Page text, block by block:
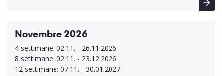
Novembre 2026
4 settimane: 02.11. - 26.11.2026
8 settimane: 02.11. - 23.12.2026
12 settimane: 07.11. - 30.01.2027